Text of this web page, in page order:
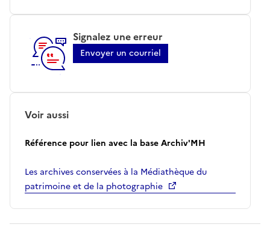
Signalez une erreur
Envoyer un courriel
Voir aussi
Référence pour lien avec la base Archiv'MH
Les archives conservées à la Médiathèque du
patrimoine et de la photographie